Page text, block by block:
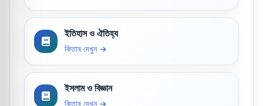
ইতিহাস ও ঐতিহ্য
কিতাব দেখুন →
ইসলাম ও বিজ্ঞান
কিতাব দেখুন →